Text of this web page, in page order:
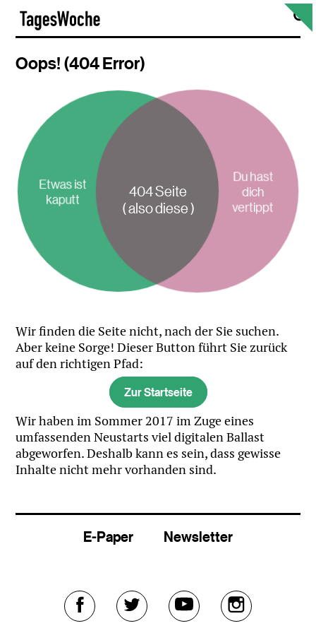
Skip
content
Oops! (404 Error)
Etwas ist
kaputt
404 Seite
( also diese )
Du hast
dich
vertippt
Wir finden die Seite nicht, nach der Sie suchen.
Aber keine Sorge! Dieser Button führt Sie zurück
auf den richtigen Pfad:
Zur Startseite
Wir haben im Sommer 2017 im Zuge eines
umfassenden Neustarts viel digitalen Ballast
abgeworfen. Deshalb kann es sein, dass gewisse
Inhalte nicht mehr vorhanden sind.
E-Paper Newsletter
Externer Externer Externer Externer